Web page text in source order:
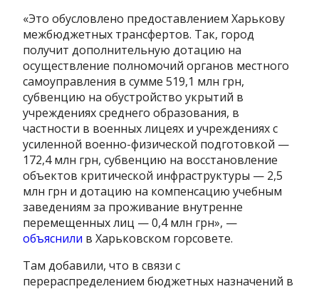
«Это обусловлено предоставлением Харькову
межбюджетных трансфертов. Так, город
получит дополнительную дотацию на
осуществление полномочий органов местного
самоуправления в сумме 519,1 млн грн,
субвенцию на обустройство укрытий в
учреждениях среднего образования, в
частности в военных лицеях и учреждениях с
усиленной военно-физической подготовкой —
172,4 млн грн, субвенцию на восстановление
объектов критической инфраструктуры — 2,5
млн грн и дотацию на компенсацию учебным
заведениям за проживание внутренне
перемещенных лиц — 0,4 млн грн», —
объяснили в Харьковском горсовете.
Там добавили, что в связи с
перераспределением бюджетных назначений в